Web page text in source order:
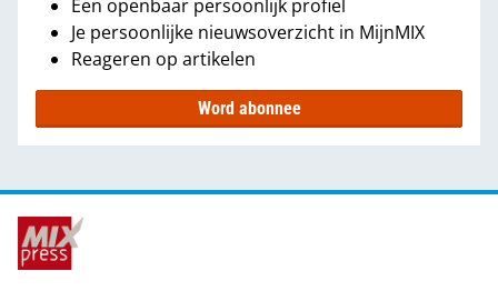
Een openbaar persoonlijk profiel
Je persoonlijke nieuwsoverzicht in MijnMIX
Reageren op artikelen
Word abonnee